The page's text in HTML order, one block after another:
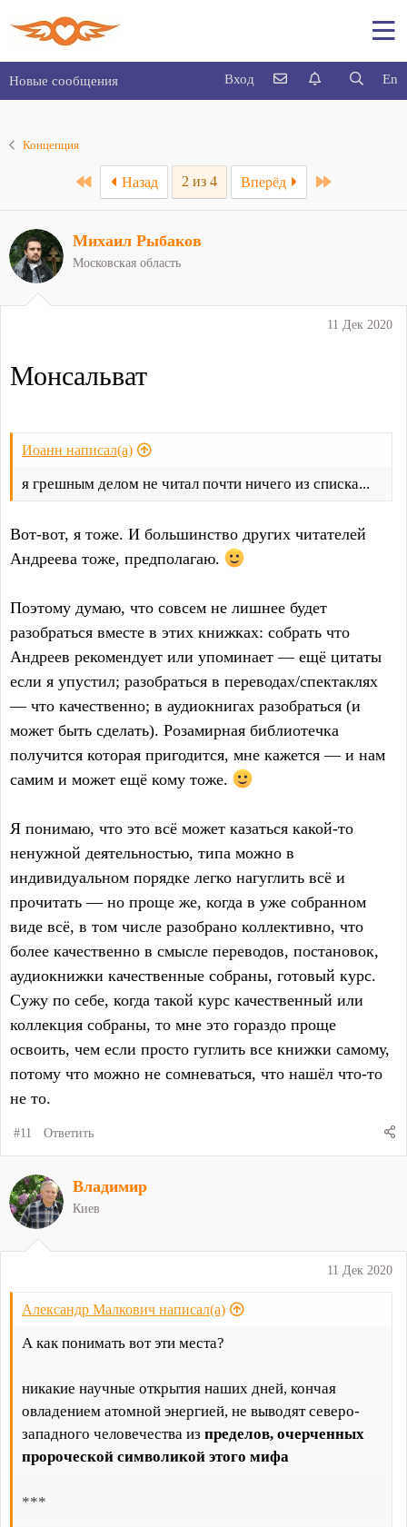
Новые сообщения En
Вход
Концепция
First Назад 2 из 4 Вперёд Last
11 Дек 2020
Монсальват
Иоанн написал(а)
я грешным делом не читал почти ничего из списка...
Вот-вот, я тоже. И большинство других читателей
Андреева тоже, предполагаю.
Поэтому думаю, что совсем не лишнее будет
разобраться вместе в этих книжках: собрать что
Андреев рекомендует или упоминает — ещё цитаты
если я упустил; разобраться в переводах/спектаклях
— что качественно; в аудиокнигах разобраться (и
может быть сделать). Розамирная библиотечка
получится которая пригодится, мне кажется — и нам
самим и может ещё кому тоже.
Я понимаю, что это всё может казаться какой-то
ненужной деятельностью, типа можно в
индивидуальном порядке легко нагуглить всё и
прочитать — но проще же, когда в уже собранном
виде всё, в том числе разобрано коллективно, что
более качественно в смысле переводов, постановок,
аудиокнижки качественные собраны, готовый курс.
Сужу по себе, когда такой курс качественный или
коллекция собраны, то мне это гораздо проще
освоить, чем если просто гуглить все книжки самому,
потому что можно не сомневаться, что нашёл что-то
не то.
#11 Ответить
Михаил Рыбаков
Московская область
11 Дек 2020
Александр Малкович написал(а)
А как понимать вот эти места?
никакие научные открытия наших дней, кончая
овладением атомной энергией, не выводят северо-
западного человечества из пределов, очерченных
пророческой символикой этого мифа
***
Владимир
Киев